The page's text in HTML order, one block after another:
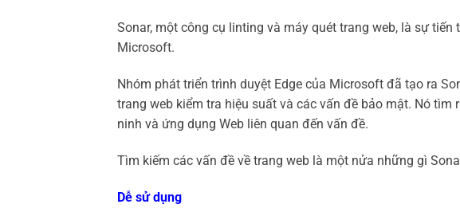
Sonar, một công cụ linting và máy quét trang web, là sự
Microsoft.
Nhóm phát triển trình duyệt Edge của Microsoft đã tạo ra
trang web kiểm tra hiệu suất và các vấn đề bảo mật. Nó tìm
ninh và ứng dụng Web liên quan đến vấn đề.
Tìm kiếm các vấn đề về trang web là một nửa những gì
Dễ sử dụng